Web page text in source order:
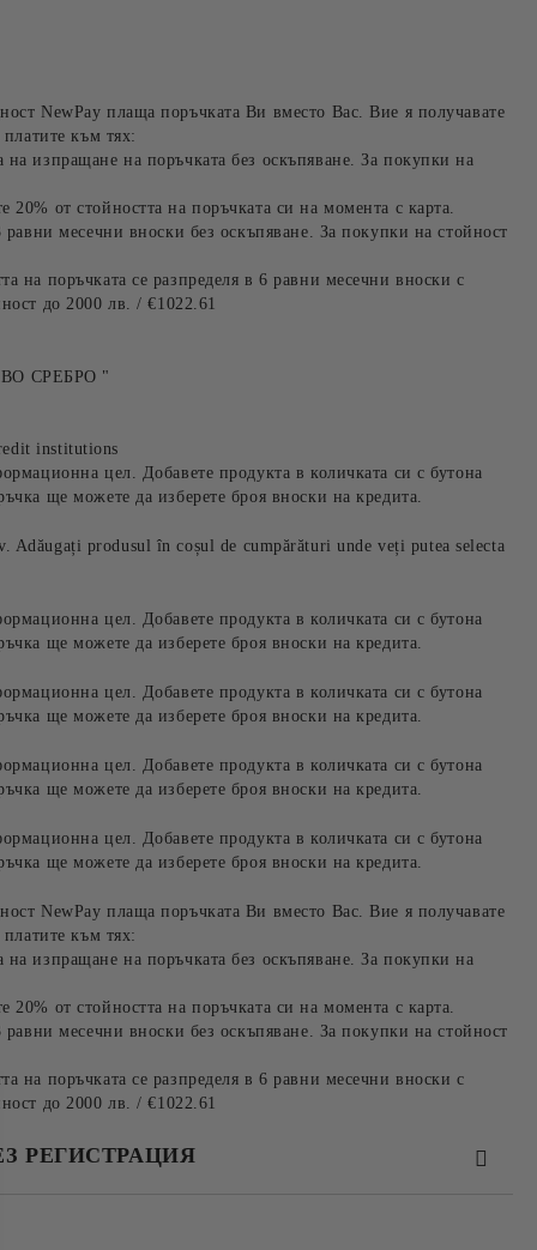
NewPay плаща поръчката Ви вместо Вас. Вие я получавате
към тях:
изпращане на поръчката без оскъпяване. За покупки на
от стойността на поръчката си на момента с карта.
равни месечни вноски без оскъпяване. За покупки на стойност
на поръчката се разпределя в 6 равни месечни вноски с
до 2000 лв. / €1022.61
СРЕБРО "
institutions
цел. Добавете продукта в количката си с бутона
ще можете да изберете броя вноски на кредита.
Adăugați produsul în coșul de cumpărături unde veți putea selecta
цел. Добавете продукта в количката си с бутона
ще можете да изберете броя вноски на кредита.
цел. Добавете продукта в количката си с бутона
ще можете да изберете броя вноски на кредита.
цел. Добавете продукта в количката си с бутона
ще можете да изберете броя вноски на кредита.
цел. Добавете продукта в количката си с бутона
ще можете да изберете броя вноски на кредита.
NewPay плаща поръчката Ви вместо Вас. Вие я получавате
към тях:
изпращане на поръчката без оскъпяване. За покупки на
от стойността на поръчката си на момента с карта.
равни месечни вноски без оскъпяване. За покупки на стойност
на поръчката се разпределя в 6 равни месечни вноски с
до 2000 лв. / €1022.61
РЕГИСТРАЦИЯ